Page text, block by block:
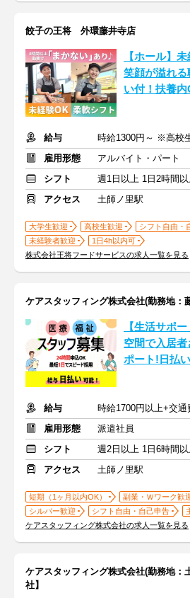
餃子の王将 外環藤井寺店
【ホール】
笑顔が溢れ
い付！扶養内
給与
時給1300円～ ※高校
雇用形態
アルバイト・パート
シフト
週1日以上 1日2時間
アクセス
土師ノ里駅
大学生歓迎 高校生歓迎
シフト自由・
未経験者歓迎
1日4h以内可
株式会社王将フードサービスの求人一覧を見る
ケアスタッフィング株式会社(勤務地：
【生活サポ
空間で入居
ポート!日払
給与
時給1700円以上+交通
雇用形態
派遣社員
シフト
週2日以上 1日6時間
アクセス
土師ノ里駅
短期（1ヶ月以内OK）
副業・Ｗワーク歓
シルバー歓迎
シフト自由・自己申告
ケアスタッフィング株式会社の求人一覧を見る
ケアスタッフィング株式会社(勤務地：
社】